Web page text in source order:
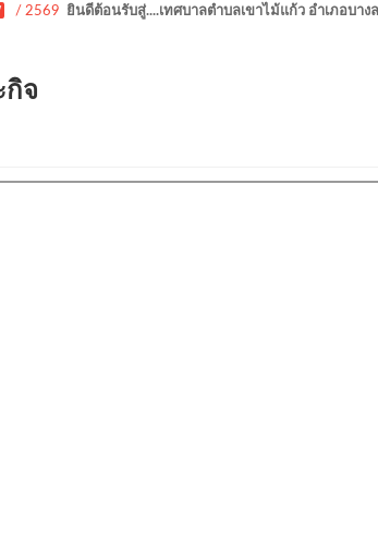
/ 2569 ยินดีต้อนรับสู่....เทศบาลตำบลเขาไม้แก้ว อำเภอบา
กิจ